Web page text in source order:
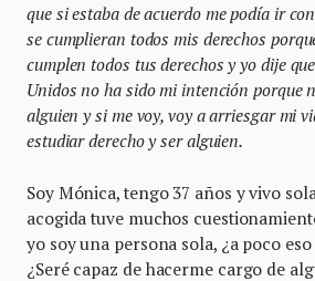
que si estaba de acuerdo me podía ir
se cumplieran todos mis derechos
cumplen todos tus derechos y yo dije
Unidos no ha sido mi intención porque
alguien y si me voy, voy a arriesgar mi
estudiar derecho y ser alguien.
Soy Mónica, tengo 37 años y vivo
acogida tuve muchos
yo soy una persona sola, ¿a poco
¿Seré capaz de hacerme cargo de